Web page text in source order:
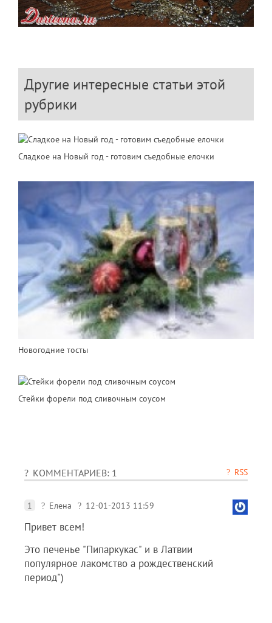
Другие интересные статьи этой
рубрики
Сладкое на Новый год - готовим съедобные елочки
Новогодние тосты
Стейки форели под сливочным соусом
КОММЕНТАРИЕВ: 1 RSS
1 Елена 12-01-2013 11:59
Привет всем!
Это печенье "Пипаркукас" и в Латвии
популярное лакомство а рождественский
период")